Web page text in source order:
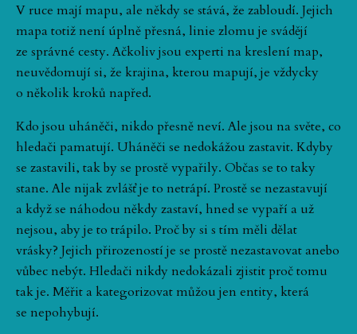
V ruce mají mapu, ale někdy se stává, že zabloudí. Jejich
mapa totiž není úplně přesná, linie zlomu je svádějí
ze správné cesty. Ačkoliv jsou experti na kreslení map,
neuvědomují si, že krajina, kterou mapují, je vždycky
o několik kroků napřed.
Kdo jsou uháněči, nikdo přesně neví. Ale jsou na světe, co
hledači pamatují. Uháněči se nedokážou zastavit. Kdyby
se zastavili, tak by se prostě vypařily. Občas se to taky
stane. Ale nijak zvlášť je to netrápí. Prostě se nezastavují
a když se náhodou někdy zastaví, hned se vypaří a už
nejsou, aby je to trápilo. Proč by si s tím měli dělat
vrásky? Jejich přirozeností je se prostě nezastavovat anebo
vůbec nebýt. Hledači nikdy nedokázali zjistit proč tomu
tak je. Měřit a kategorizovat můžou jen entity, která
se nepohybují.